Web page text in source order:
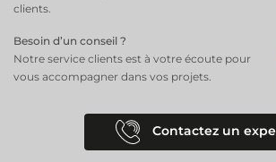
clients.
Besoin d’un conseil ?
Notre service clients est à votre écoute pour
vous accompagner dans vos projets.
Contactez un